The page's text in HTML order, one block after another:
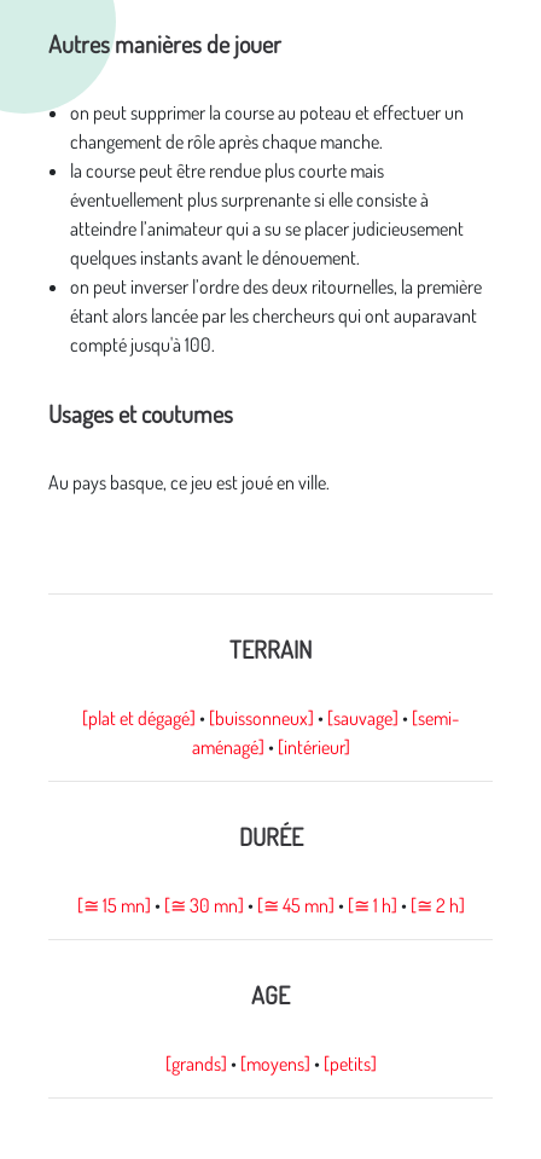
Autres manières de jouer
on peut supprimer la course au poteau et effectuer un
changement de rôle après chaque manche.
la course peut être rendue plus courte mais
éventuellement plus surprenante si elle consiste à
atteindre l’animateur qui a su se placer judicieusement
quelques instants avant le dénouement.
on peut inverser l’ordre des deux ritournelles, la première
étant alors lancée par les chercheurs qui ont auparavant
compté jusqu'à 100.
Usages et coutumes
Au pays basque, ce jeu est joué en ville.
TERRAIN
[plat et dégagé] • [buissonneux] • [sauvage] • [semi-
aménagé] • [intérieur]
DURÉE
[≅ 15 mn] • [≅ 30 mn] • [≅ 45 mn] • [≅ 1 h] • [≅ 2 h]
AGE
[grands] • [moyens] • [petits]